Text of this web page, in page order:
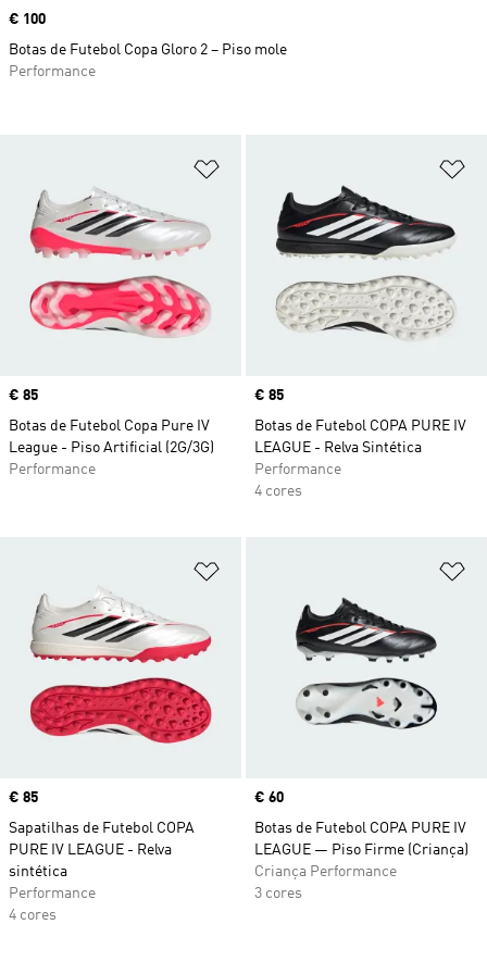
Price
€ 85
Botas de Futebol Copa Pure IV
League - Piso Artificial (2G/3G)
Performance
Price
€ 85
Botas de Futebol COPA PURE IV
LEAGUE - Relva Sintética
Performance
4 cores
Price
€ 85
Sapatilhas de Futebol COPA
PURE IV LEAGUE - Relva
sintética
Performance
4 cores
Price
€ 60
Botas de Futebol COPA PURE IV
LEAGUE — Piso Firme (Criança)
Criança Performance
3 cores
Price
€ 100
Botas de Futebol Copa Gloro 2 – Piso mole
Performance